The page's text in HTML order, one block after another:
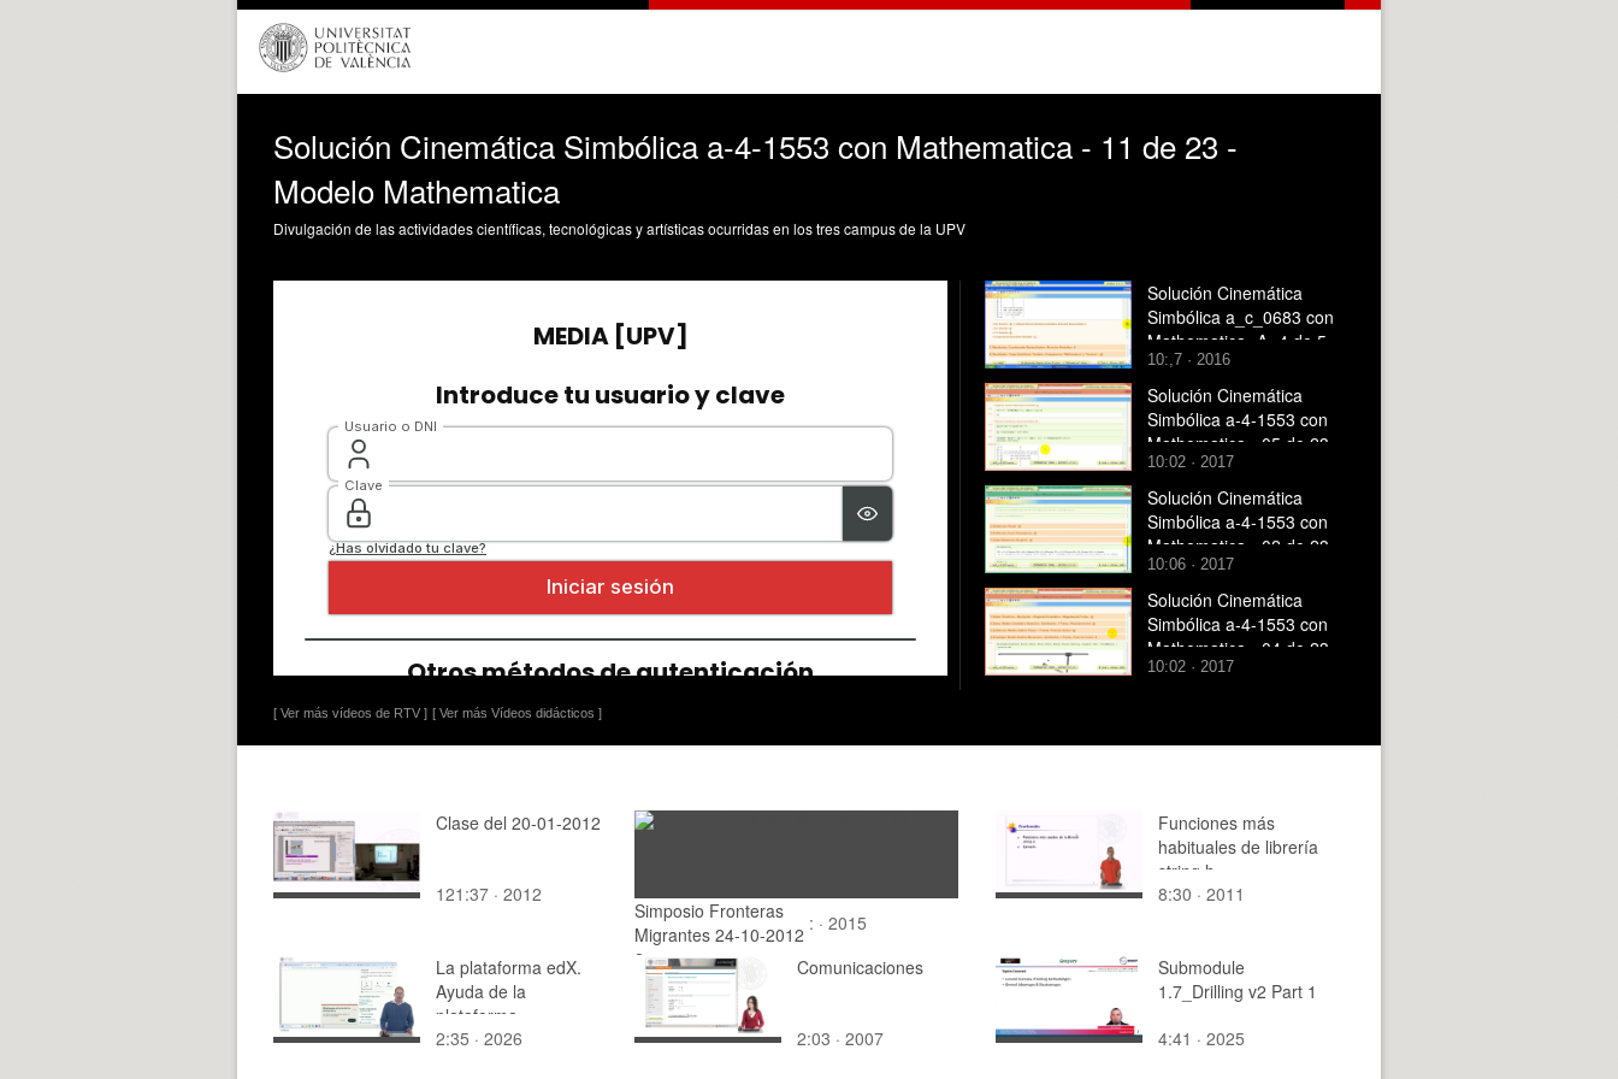
Solución Cinemática Simbólica a-4-1553 con Mathematica - 11 de 23 -
Modelo Mathematica
Divulgación de las actividades científicas, tecnológicas y artísticas ocurridas en los tres campus de la UPV
[ Ver más vídeos de RTV ] [ Ver más Vídeos didácticos ]
Solución Cinemática
Simbólica a_c_0683 con
Mathematica -A- 4 de 5
10:,7 · 2016
Solución Cinemática
Simbólica a-4-1553 con
Mathematica - 05 de 23 -
Modelo Mathematica
10:02 · 2017
Solución Cinemática
Simbólica a-4-1553 con
Mathematica - 02 de 23 -
Modelo Mathematica
10:06 · 2017
Solución Cinemática
Simbólica a-4-1553 con
Mathematica - 04 de 23 -
Modelo Mathematica
10:02 · 2017
Clase del 20-01-2012
121:37 · 2012
Simposio Fronteras
Migrantes 24-10-2012
2
: · 2015
Funciones más
habituales de librería
string.h
8:30 · 2011
La plataforma edX.
Ayuda de la
plataforma
2:35 · 2026
Comunicaciones
2:03 · 2007
Submodule
1.7_Drilling v2 Part 1
4:41 · 2025